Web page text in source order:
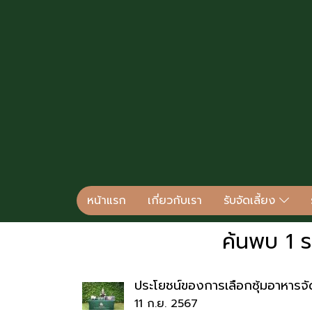
หน้าแรก เกี่ยวกับเรา รับจัดเลี้ยง
ค้นพบ 1
ประโยชน์ของการเลือกซุ้มอาหาร
11 ก.ย. 2567